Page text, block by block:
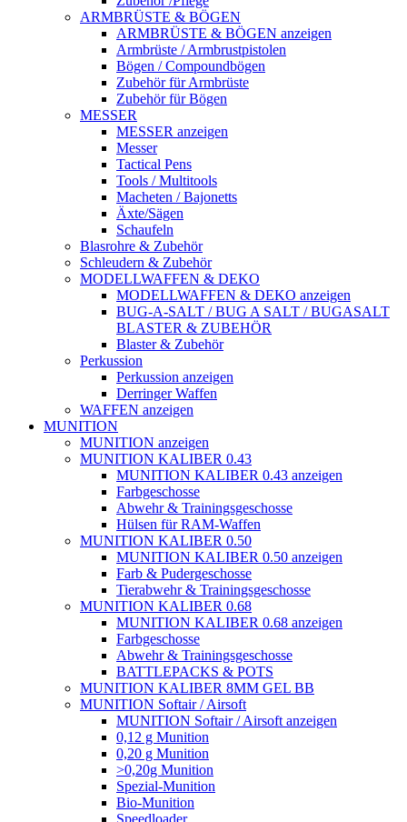
ARMBRÜSTE & BÖGEN
ARMBRÜSTE & BÖGEN anzeigen
Armbrüste / Armbrustpistolen
Bögen / Compoundbögen
Zubehör für Armbrüste
Zubehör für Bögen
MESSER
MESSER anzeigen
Messer
Tactical Pens
Tools / Multitools
Macheten / Bajonetts
Äxte/Sägen
Schaufeln
Blasrohre & Zubehör
Schleudern & Zubehör
MODELLWAFFEN & DEKO
MODELLWAFFEN & DEKO anzeigen
BUG-A-SALT / BUG A SALT / BUGASALT
BLASTER & ZUBEHÖR
Blaster & Zubehör
Perkussion
Perkussion anzeigen
Derringer Waffen
WAFFEN anzeigen
MUNITION
MUNITION anzeigen
MUNITION KALIBER 0.43
MUNITION KALIBER 0.43 anzeigen
Farbgeschosse
Abwehr & Trainingsgeschosse
Hülsen für RAM-Waffen
MUNITION KALIBER 0.50
MUNITION KALIBER 0.50 anzeigen
Farb & Pudergeschosse
Tierabwehr & Trainingsgeschosse
MUNITION KALIBER 0.68
MUNITION KALIBER 0.68 anzeigen
Farbgeschosse
Abwehr & Trainingsgeschosse
BATTLEPACKS & POTS
MUNITION KALIBER 8MM GEL BB
MUNITION Softair / Airsoft
MUNITION Softair / Airsoft anzeigen
0,12 g Munition
0,20 g Munition
>0,20g Munition
Spezial-Munition
Bio-Munition
Speedloader